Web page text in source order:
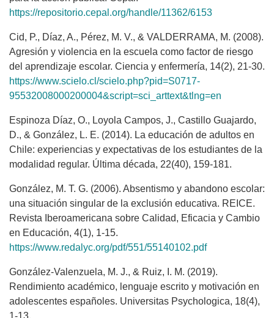
https://repositorio.cepal.org/handle/11362/6153
Cid, P., Díaz, A., Pérez, M. V., & VALDERRAMA, M. (2008).
Agresión y violencia en la escuela como factor de riesgo
del aprendizaje escolar. Ciencia y enfermería, 14(2), 21-30.
https://www.scielo.cl/scielo.php?pid=S0717-
95532008000200004&script=sci_arttext&tlng=en
Espinoza Díaz, O., Loyola Campos, J., Castillo Guajardo,
D., & González, L. E. (2014). La educación de adultos en
Chile: experiencias y expectativas de los estudiantes de la
modalidad regular. Última década, 22(40), 159-181.
González, M. T. G. (2006). Absentismo y abandono escolar:
una situación singular de la exclusión educativa. REICE.
Revista Iberoamericana sobre Calidad, Eficacia y Cambio
en Educación, 4(1), 1-15.
https://www.redalyc.org/pdf/551/55140102.pdf
González-Valenzuela, M. J., & Ruiz, I. M. (2019).
Rendimiento académico, lenguaje escrito y motivación en
adolescentes españoles. Universitas Psychologica, 18(4),